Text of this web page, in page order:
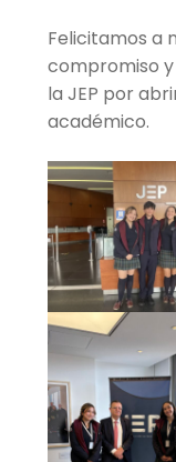
Felicitamos a
compromiso
la JEP por
académico.